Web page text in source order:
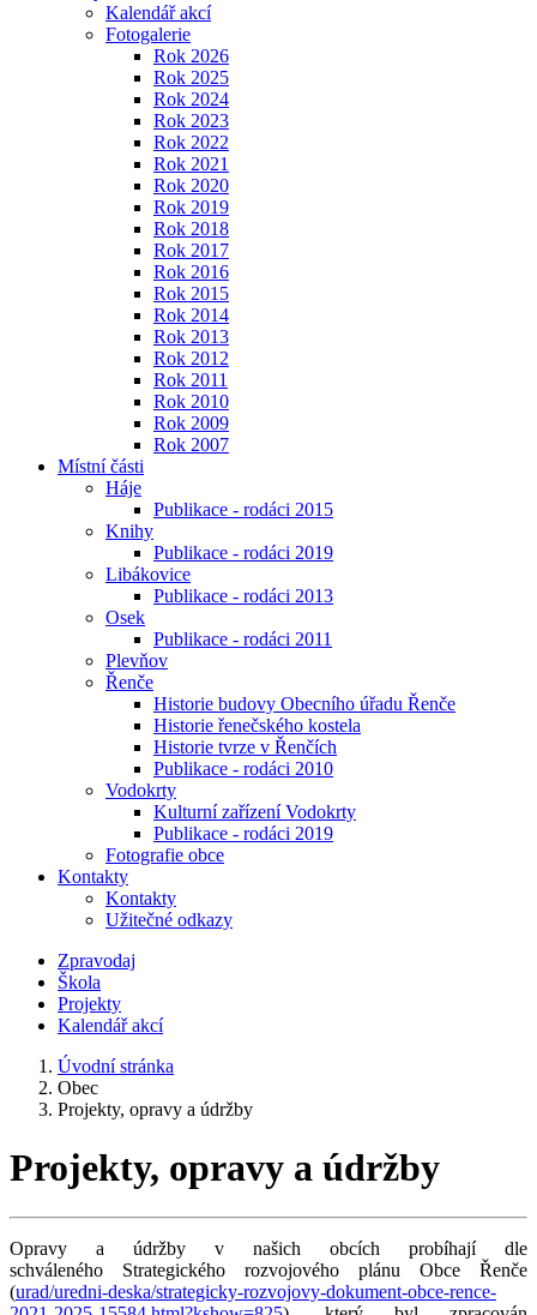
Kalendář akcí
Fotogalerie
Rok 2026
Rok 2025
Rok 2024
Rok 2023
Rok 2022
Rok 2021
Rok 2020
Rok 2019
Rok 2018
Rok 2017
Rok 2016
Rok 2015
Rok 2014
Rok 2013
Rok 2012
Rok 2011
Rok 2010
Rok 2009
Rok 2007
Místní části
Háje
Publikace - rodáci 2015
Knihy
Publikace - rodáci 2019
Libákovice
Publikace - rodáci 2013
Osek
Publikace - rodáci 2011
Plevňov
Řenče
Historie budovy Obecního úřadu Řenče
Historie řenečského kostela
Historie tvrze v Řenčích
Publikace - rodáci 2010
Vodokrty
Kulturní zařízení Vodokrty
Publikace - rodáci 2019
Fotografie obce
Kontakty
Kontakty
Užitečné odkazy
Zpravodaj
Škola
Projekty
Kalendář akcí
Úvodní stránka
Obec
Projekty, opravy a údržby
Projekty, opravy a údržby
Opravy a údržby v našich obcích probíhají dle
schváleného Strategického rozvojového plánu Obce Řenče
(urad/uredni-deska/strategicky-rozvojovy-dokument-obce-rence-